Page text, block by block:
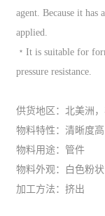
agent. Because it
applied.
﹡It is suitable for
pressure resistance.
供货地区：北美洲
物料特性：清晰度高
物料用途：管件
物料外观：白色粉状
加工方法：挤出